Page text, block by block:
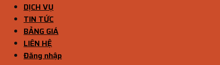
DỊCH VỤ
TIN TỨC
BẢNG GIÁ
LIÊN HỆ
Đăng nhập